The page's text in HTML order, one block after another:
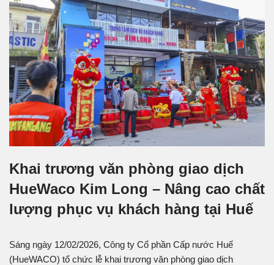
Khai trương văn phòng giao dịch
HueWaco Kim Long – Nâng cao chất
lượng phục vụ khách hàng tại Huế
Sáng ngày 12/02/2026, Công ty Cổ phần Cấp nước Huế
(HueWACO) tổ chức lễ khai trương văn phòng giao dịch